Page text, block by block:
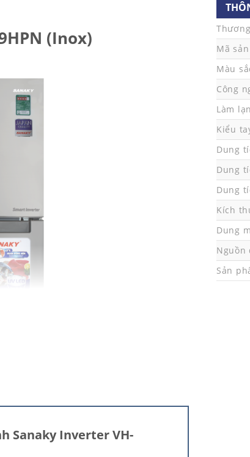
– Sản phẩm bảo hành 24 tháng tại
Sanaky Việt Nam
(Inox)
Sanaky Inverter VH-
Mã
Màu
Công
Làm
Kiểu
Dung
Dung
Dung
Kích
Dung
Nguồn
Sản